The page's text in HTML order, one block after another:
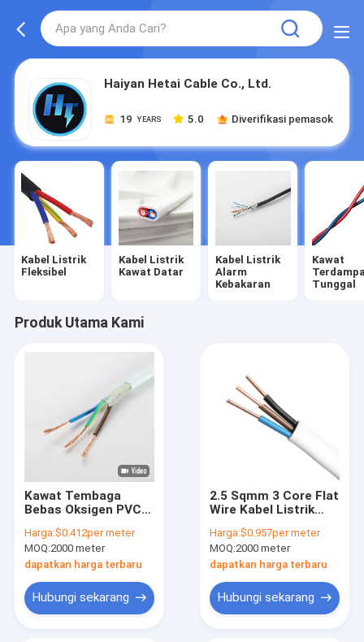
Haiyan Hetai Cable Co., Ltd.
19 YEARS 5.0 Diverifikasi pemasok
Kabel Listrik
Fleksibel
Kabel Listrik
Kawat Datar
Kabel Listrik
Alarm
Kebakaran
Kawat
Tunggal
Produk Utama Kami
Kawat Tembaga
Bebas Oksigen PVC
Fleksibel Listrik
Diameter 7.2mm
Harga:$0.412per meter
MOQ:2000 meter
dapatkan harga terbaru
Hubungi sekarang
2.5 Sqmm 3 Core Flat
Wire Kabel Listrik
Oksigen
Harga:$0.957per meter
MOQ:2000 meter
dapatkan harga terbaru
Hubungi sekarang